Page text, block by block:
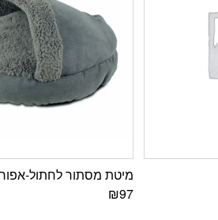
מיטת מסתור לחתול-אפור
₪97